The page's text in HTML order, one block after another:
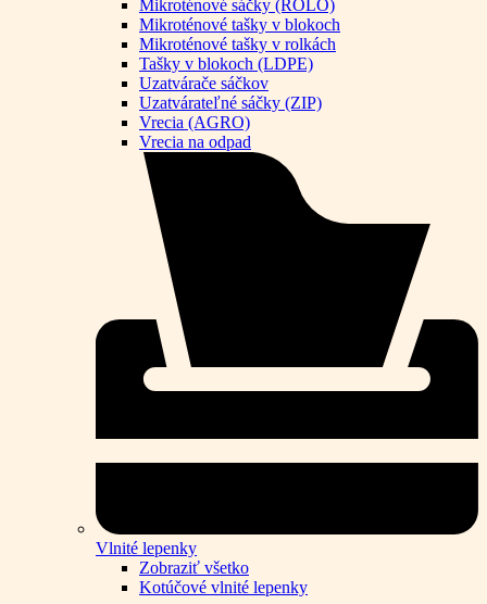
Mikroténové sáčky (ROLO)
Mikroténové tašky v blokoch
Mikroténové tašky v rolkách
Tašky v blokoch (LDPE)
Uzatvárače sáčkov
Uzatvárateľné sáčky (ZIP)
Vrecia (AGRO)
Vrecia na odpad
Vlnité lepenky
Zobraziť všetko
Kotúčové vlnité lepenky